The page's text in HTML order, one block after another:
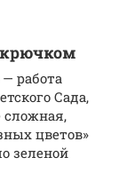
крючком
работа
Сада,
сложная,
цветов»
зеленой